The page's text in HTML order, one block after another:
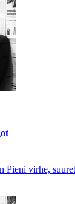
Pieni virhe,